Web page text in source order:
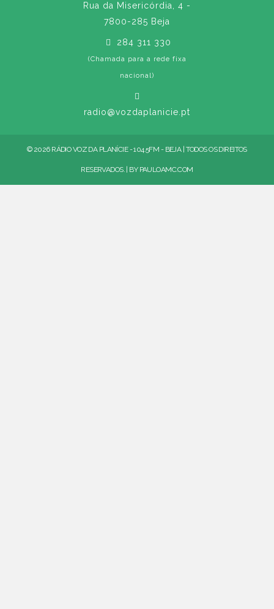
Rua da Misericórdia, 4 -
7800-285 Beja
284 311 330
(Chamada para a rede fixa
nacional)
radio@vozdaplanicie.pt
© 2026 RÁDIO VOZ DA PLANÍCIE - 104.5FM - BEJA | TODOS OS DIREITOS
RESERVADOS. | BY PAULOAMC.COM